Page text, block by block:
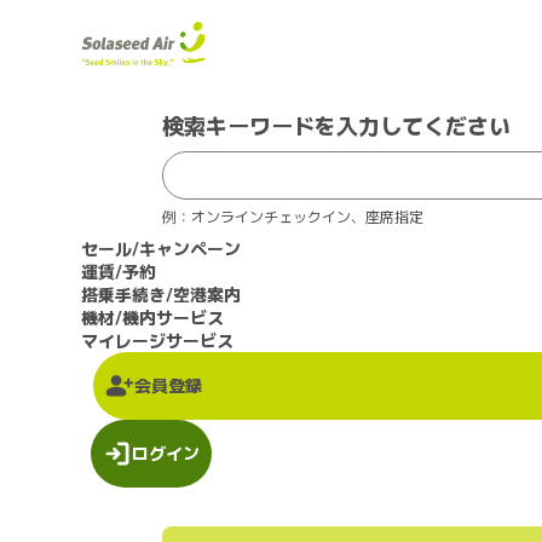
検索キーワードを入力してください
例：オンラインチェックイン、座席指定
セール/キャンペーン
運賃/予約
搭乗手続き/空港案内
機材/機内サービス
マイレージサービス
会員登録
ログイン